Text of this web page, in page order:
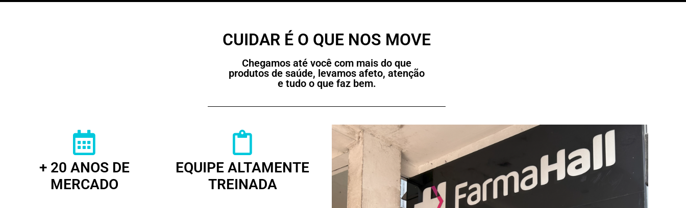
CUIDAR É O QUE NOS MOVE
Chegamos até você com mais do que
produtos de saúde, levamos afeto, atenção
e tudo o que faz bem.
+ 20 ANOS DE
MERCADO
EQUIPE ALTAMENTE
TREINADA